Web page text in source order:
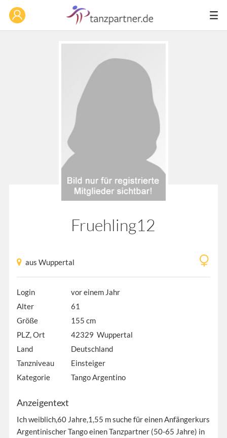
Fruehling12
aus Wuppertal
Login
vor einem Jahr
Alter
61
Größe
155 cm
PLZ, Ort
42329 Wuppertal
Land
Deutschland
Tanzniveau
Einsteiger
Kategorie
Tango Argentino
Anzeigentext
Ich weiblich,60 Jahre,1,55 m suche für einen Anfängerkurs
Argentinischer Tango einen Tanzpartner (50-65 Jahre) in